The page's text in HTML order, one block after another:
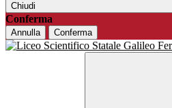
Chiudi
Conferma
Annulla Conferma